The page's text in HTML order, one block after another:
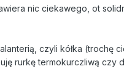
nic ciekawego, ot
czyli kółka (trochę
rurkę termokurczliwą czy